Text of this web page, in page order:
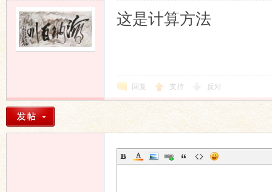
这是计算方法
回复 支持 反对